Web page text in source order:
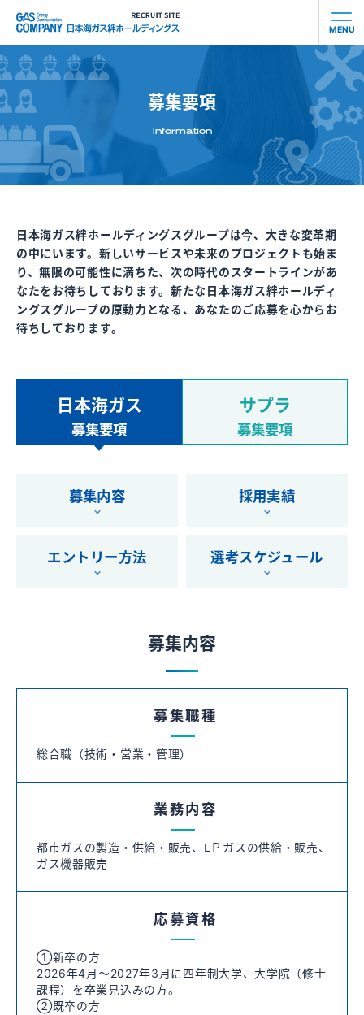
会社を知る
事業を知る
お知らせ
募集要項
27年卒はこちら
エントリーはマイナビより受け付けております。
MENU
募集要項
Information
日本海ガス絆ホールディングスグループは今、大きな変革期
の中にいます。 新しいサービスや未来のプロジェクトも始ま
り、無限の可能性に満ちた、次の時代のスタートラインがあ
なたをお待ちしております。新たな日本海ガス絆ホールディ
ングスグループの原動力となる、あなたのご応募を心からお
待ちしております。
日本海ガス
募集要項
サプラ
募集要項
募集内容 採用実績
エントリー方法 選考スケジュール
募集内容
募集職種
総合職（技術・営業・管理）
業務内容
都市ガスの製造・供給・販売、LＰガスの供給・販売、
ガス機器販売
応募資格
①新卒の方
2026年4月～2027年3月に四年制大学、大学院（修士
課程）を卒業見込みの方。
②既卒の方